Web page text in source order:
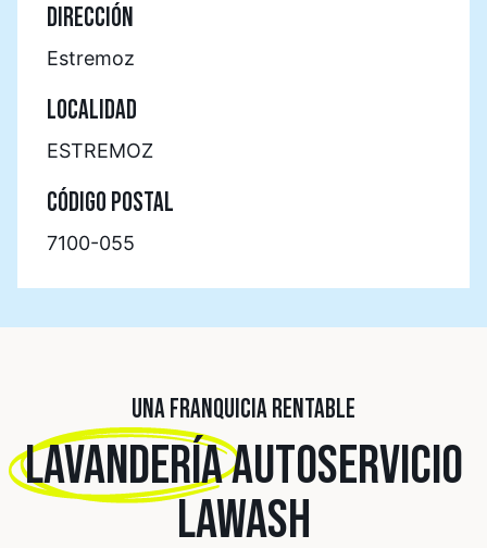
DIRECCIÓN
Estremoz
LOCALIDAD
ESTREMOZ
CÓDIGO POSTAL
7100-055
UNA FRANQUICIA RENTABLE
LAVANDERÍAAUTOSERVICIO
LAWASH